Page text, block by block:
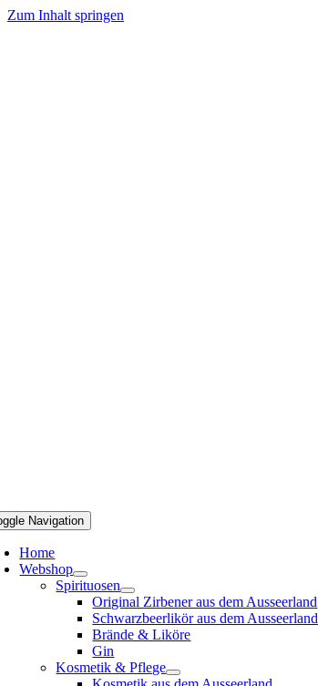
Zum Inhalt springen
Navigation
Home
Webshop
Spirituosen
Original Zirbener aus dem Ausseerland
Schwarzbeerlikör aus dem Ausseerland
Brände & Liköre
Gin
Kosmetik & Pflege